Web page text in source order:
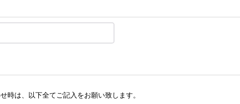
時は、以下全てご記入をお願い致します。